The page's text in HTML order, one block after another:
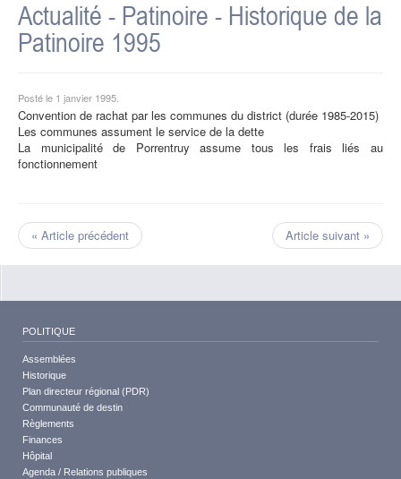
Actualité - Patinoire - Historique de la
Patinoire 1995
Posté le 1 janvier 1995.
Convention de rachat par les communes du district (durée 1985-2015)
Les communes assument le service de la dette
La municipalité de Porrentruy assume tous les frais liés au
fonctionnement
« Article précédent Article suivant »
POLITIQUE
Assemblées
Historique
Plan directeur régional (PDR)
Communauté de destin
Règlements
Finances
Hôpital
Agenda / Relations publiques